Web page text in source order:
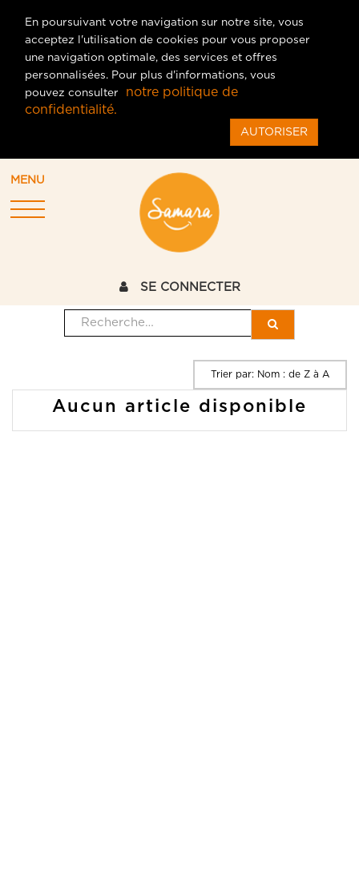
En poursuivant votre navigation sur notre site, vous
acceptez l'utilisation de cookies pour vous proposer
une navigation optimale, des services et offres
personnalisées. Pour plus d'informations, vous
pouvez consulter
notre politique de
confidentialité.
AUTORISER
MENU
SE CONNECTER
Trier par: Nom : de Z à A
Aucun article disponible